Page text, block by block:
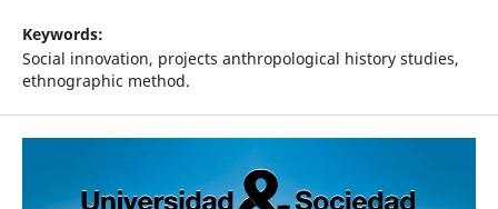
Keywords:
Social innovation, projects anthropological history studies,
ethnographic method.